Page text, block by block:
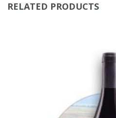
RELATED PRODUCTS